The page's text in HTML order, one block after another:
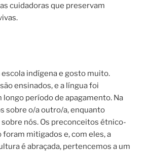
cuidadoras que preservam
escola indígena e gosto muito.
ensinados, e a língua foi
longo período de apagamento. Na
sobre o/a outro/a, enquanto
nós. Os preconceitos étnico-
foram mitigados e, com eles, a
é abraçada, pertencemos a um